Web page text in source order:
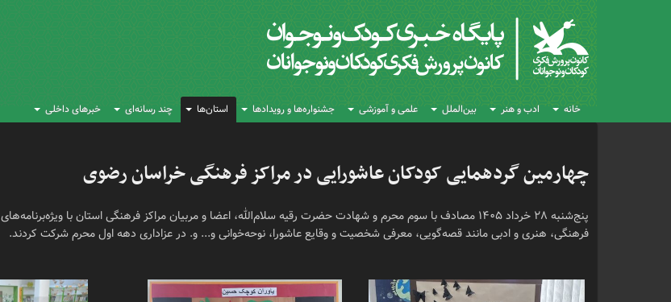
خانه ادب و هنر بین‌الملل علمی و آموزشی جشنواره‌ها و رویدادها استان‌ها چند رسانه‌ای خبرهای داخلی
چهارمین گردهمایی کودکان عاشورایی در مراکز فرهنگی خراسان رضوی
پنج‌شنبه ۲۸ خرداد ۱۴۰۵ مصادف با سوم محرم و شهادت حضرت رقیه سلام‌الله، اعضا و مربیان مراکز فرهنگی استان با ویژه‌برنامه‌های
فرهنگی، هنری و ادبی مانند قصه‌گویی، معرفی شخصیت و وقایع عاشورا، نوحه‌خوانی و... و. در عزاداری دهه اول محرم شرکت کردند.